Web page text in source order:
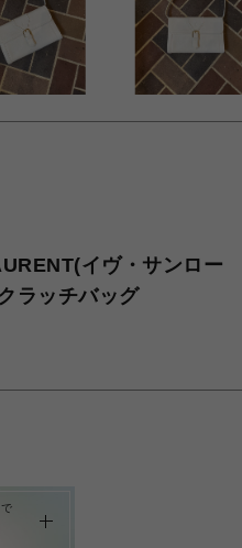
イヴ・サンロー
ラッチバッグ